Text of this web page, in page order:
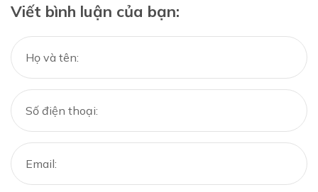
Viết bình luận của bạn: